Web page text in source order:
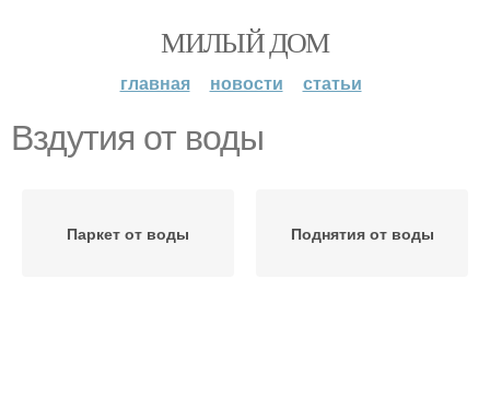
МИЛЫЙ ДОМ
главная новости статьи
Вздутия от воды
Паркет от воды Поднятия от воды